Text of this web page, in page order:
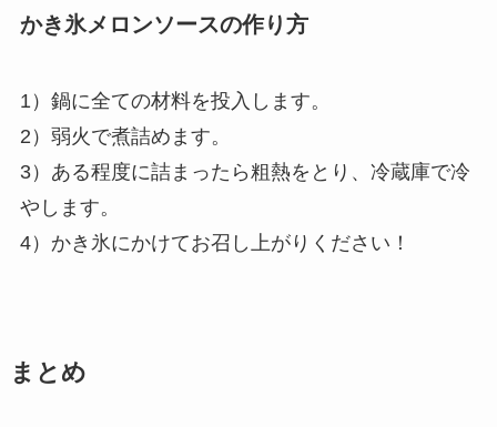
かき氷メロンソースの作り方
1）鍋に全ての材料を投入します。
2）弱火で煮詰めます。
3）ある程度に詰まったら粗熱をとり、冷蔵庫で冷
やします。
4）かき氷にかけてお召し上がりください！
まとめ